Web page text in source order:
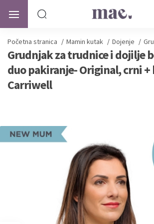
Početna stranica / Mamin kutak / Dojenje /
Grudnjak za trudnice i dojilje
duo pakiranje- Original, crni +
Carriwell